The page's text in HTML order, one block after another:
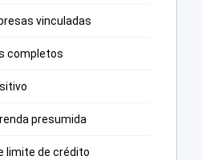
vinculadas
completos
presumida
limite de crédito